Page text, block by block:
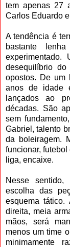
tem apenas 27
Carlos Eduardo
A tendência é
bastante
desequilíbrio
opostos. De um
anos de idade
lançados ao
décadas. São
sem
Gabriel, talento
da boleiragem.
funcionar,
liga, encaixe.
Nesse
escolha das
esquema tático.
direita, meia
mãos, será
menos um time
minimamente